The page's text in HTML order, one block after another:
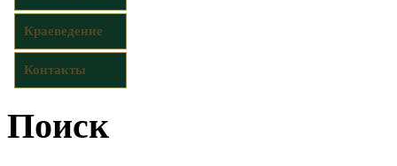
Краеведение
Контакты
Поиск